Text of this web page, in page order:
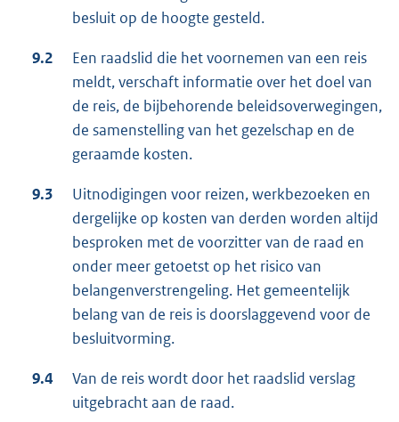
besluit op de hoogte gesteld.
9.2
Een raadslid die het voornemen van een reis
meldt, verschaft informatie over het doel van
de reis, de bijbehorende beleidsoverwegingen,
de samenstelling van het gezelschap en de
geraamde kosten.
9.3
Uitnodigingen voor reizen, werkbezoeken en
dergelijke op kosten van derden worden altijd
besproken met de voorzitter van de raad en
onder meer getoetst op het risico van
belangenverstrengeling. Het gemeentelijk
belang van de reis is doorslaggevend voor de
besluitvorming.
9.4
Van de reis wordt door het raadslid verslag
uitgebracht aan de raad.